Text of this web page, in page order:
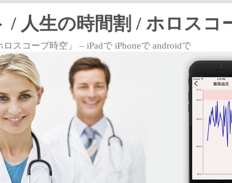
/ 人生の時間割 / ホロスコ
スコープ時空」 – iPadで iPhoneで androidで